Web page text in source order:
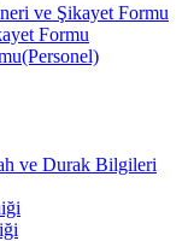
ve Şikayet Formu
Formu
ve Durak Bilgileri